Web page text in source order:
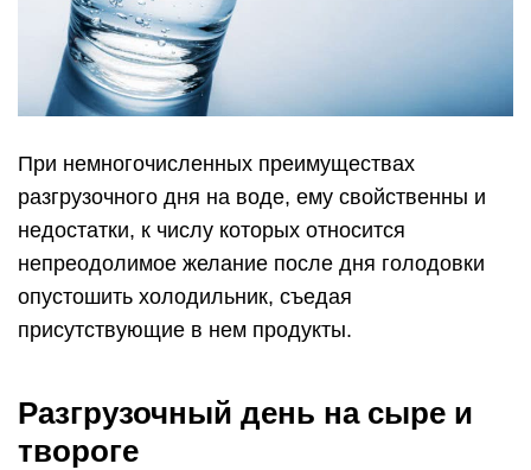
При немногочисленных преимуществах
разгрузочного дня на воде, ему свойственны и
недостатки, к числу которых относится
непреодолимое желание после дня голодовки
опустошить холодильник, съедая
присутствующие в нем продукты.
Разгрузочный день на сыре и
твороге